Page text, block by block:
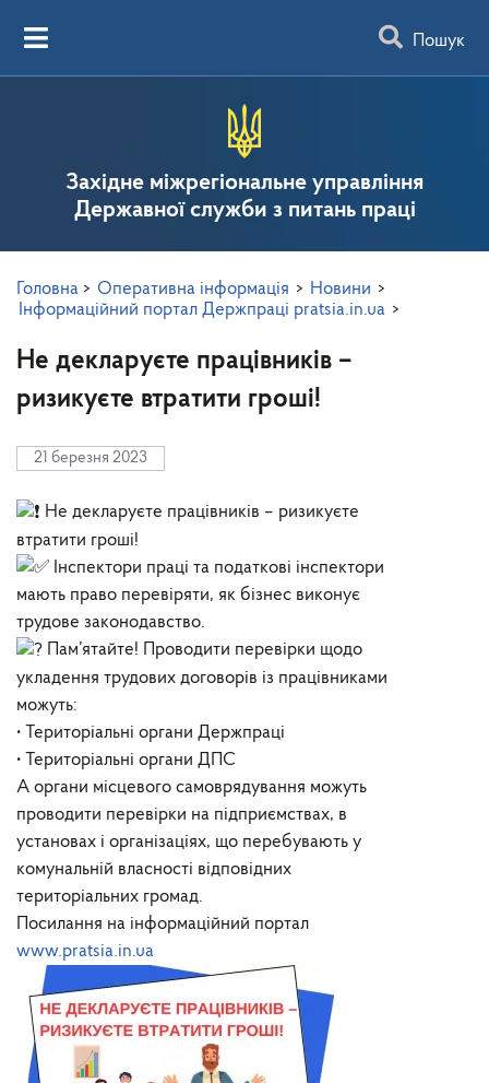
Пошук
Західне міжрегіональне управління
Державної служби з питань праці
Головна > Оперативна інформація > Новини >
Інформаційний портал Держпраці pratsia.in.ua >
Не декларуєте працівників –
ризикуєте втратити гроші!
21 березня 2023
Не декларуєте працівників – ризикуєте
втратити гроші!
Інспектори праці та податкові інспектори
мають право перевіряти, як бізнес виконує
трудове законодавство.
Пам’ятайте! Проводити перевірки щодо
укладення трудових договорів із працівниками
можуть:
• Територіальні органи Держпраці
• Територіальні органи ДПС
А органи місцевого самоврядування можуть
проводити перевірки на підприємствах, в
установах і організаціях, що перебувають у
комунальній власності відповідних
територіальних громад.
Посилання на інформаційний портал
www.pratsia.in.ua